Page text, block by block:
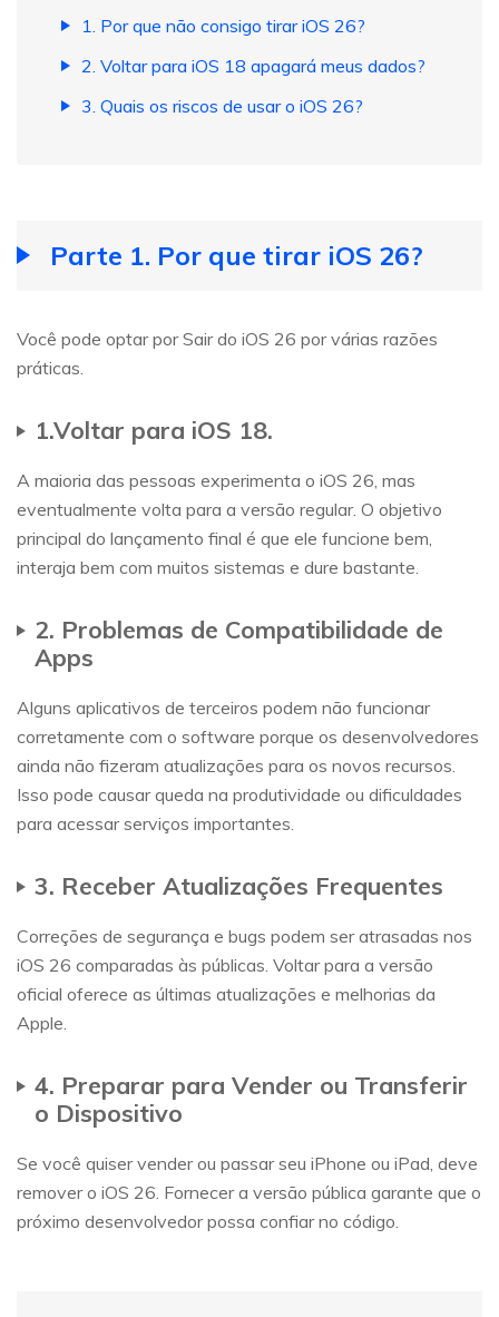
1. Por que não consigo tirar iOS 26?
2. Voltar para iOS 18 apagará meus dados?
3. Quais os riscos de usar o iOS 26?
Parte 1. Por que tirar iOS 26?
Você pode optar por Sair do iOS 26 por várias razões
práticas.
1.Voltar para iOS 18.
A maioria das pessoas experimenta o iOS 26, mas
eventualmente volta para a versão regular. O objetivo
principal do lançamento final é que ele funcione bem,
interaja bem com muitos sistemas e dure bastante.
2. Problemas de Compatibilidade de
Apps
Alguns aplicativos de terceiros podem não funcionar
corretamente com o software porque os desenvolvedores
ainda não fizeram atualizações para os novos recursos.
Isso pode causar queda na produtividade ou dificuldades
para acessar serviços importantes.
3. Receber Atualizações Frequentes
Correções de segurança e bugs podem ser atrasadas nos
iOS 26 comparadas às públicas. Voltar para a versão
oficial oferece as últimas atualizações e melhorias da
Apple.
4. Preparar para Vender ou Transferir
o Dispositivo
Se você quiser vender ou passar seu iPhone ou iPad, deve
remover o iOS 26. Fornecer a versão pública garante que o
próximo desenvolvedor possa confiar no código.